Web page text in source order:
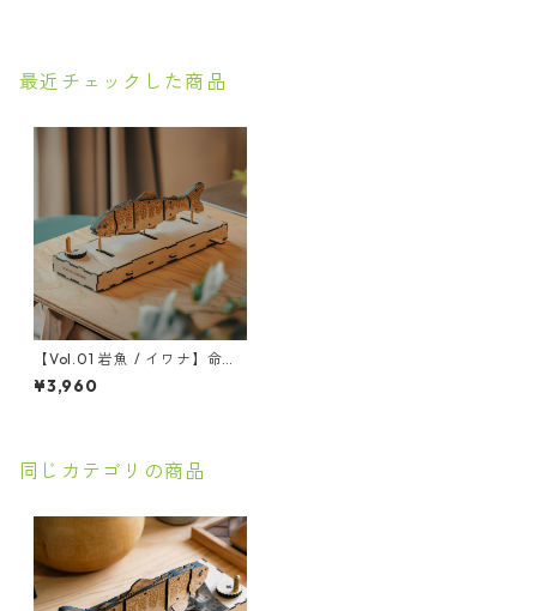
最近チェックした商品
【Vol.01 岩魚 / イワナ】命を
吹き込む からくり工作キット
ココロメカニカ（COCORO M
¥3,960
同じカテゴリの商品